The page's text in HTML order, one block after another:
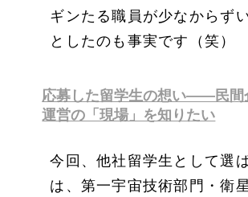
ギンたる職員が少なからず
としたのも事実です（笑）
応募した留学生の想い――民間
運営の「現場」を知りたい
今回、他社留学生として選
は、第一宇宙技術部門・衛